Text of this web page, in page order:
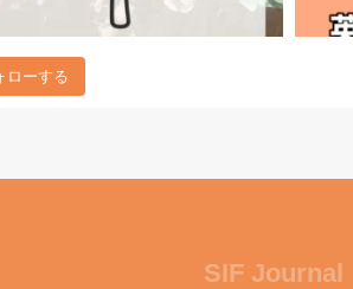
ローする
SIF Journal